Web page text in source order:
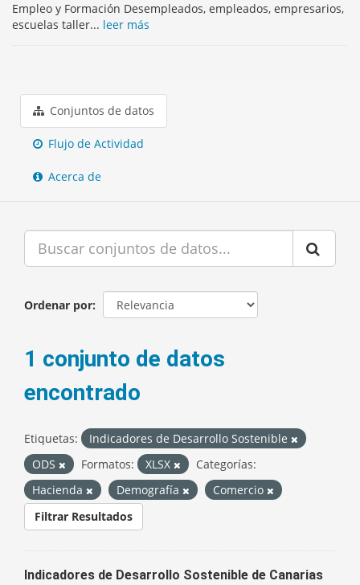
Empleo y Formación Desempleados, empleados, empresarios,
escuelas taller... leer más
Conjuntos de datos
Flujo de Actividad
Acerca de
Ordenar por
1 conjunto de datos
encontrado
Etiquetas:
Indicadores de Desarrollo Sostenible
ODS
Formatos: XLSX
Categorías:
Hacienda
Demografía
Comercio
Filtrar Resultados
Indicadores de Desarrollo Sostenible de Canarias